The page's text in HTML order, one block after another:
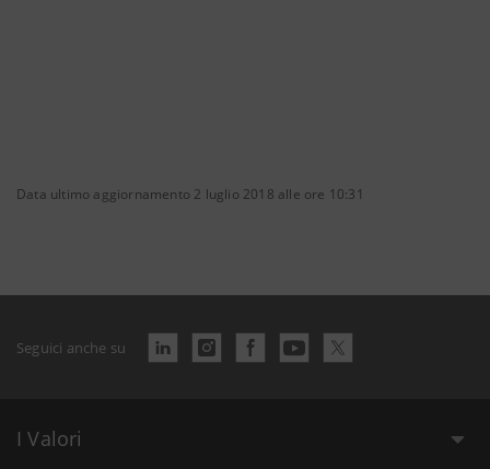
Data ultimo aggiornamento 2 luglio 2018 alle ore 10:31
Seguici anche su
I Valori